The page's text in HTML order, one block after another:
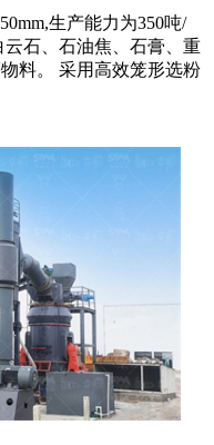
生产能力为350吨/
石、石油焦、石膏、重
料。 采用高效笼形选粉